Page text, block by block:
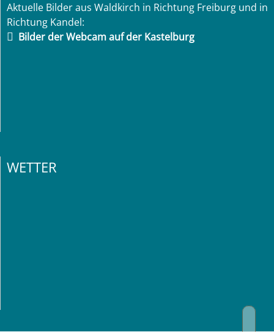
Aktuelle Bilder aus Waldkirch in Richtung Freiburg und in
Richtung Kandel:
Bilder der Webcam auf der Kastelburg
WETTER